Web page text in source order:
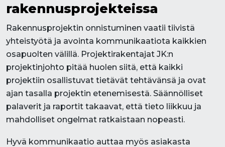
rakennusprojekteissa
Rakennusprojektin onnistuminen vaatii tiivistä
yhteistyötä ja avointa kommunikaatiota kaikkien
osapuolten välillä. Projektirakentajat JK:n
projektinjohto pitää huolen siitä, että kaikki
projektiin osallistuvat tietävät tehtävänsä ja ovat
ajan tasalla projektin etenemisestä. Säännölliset
palaverit ja raportit takaavat, että tieto liikkuu ja
mahdolliset ongelmat ratkaistaan nopeasti.
Hyvä kommunikaatio auttaa myös asiakasta